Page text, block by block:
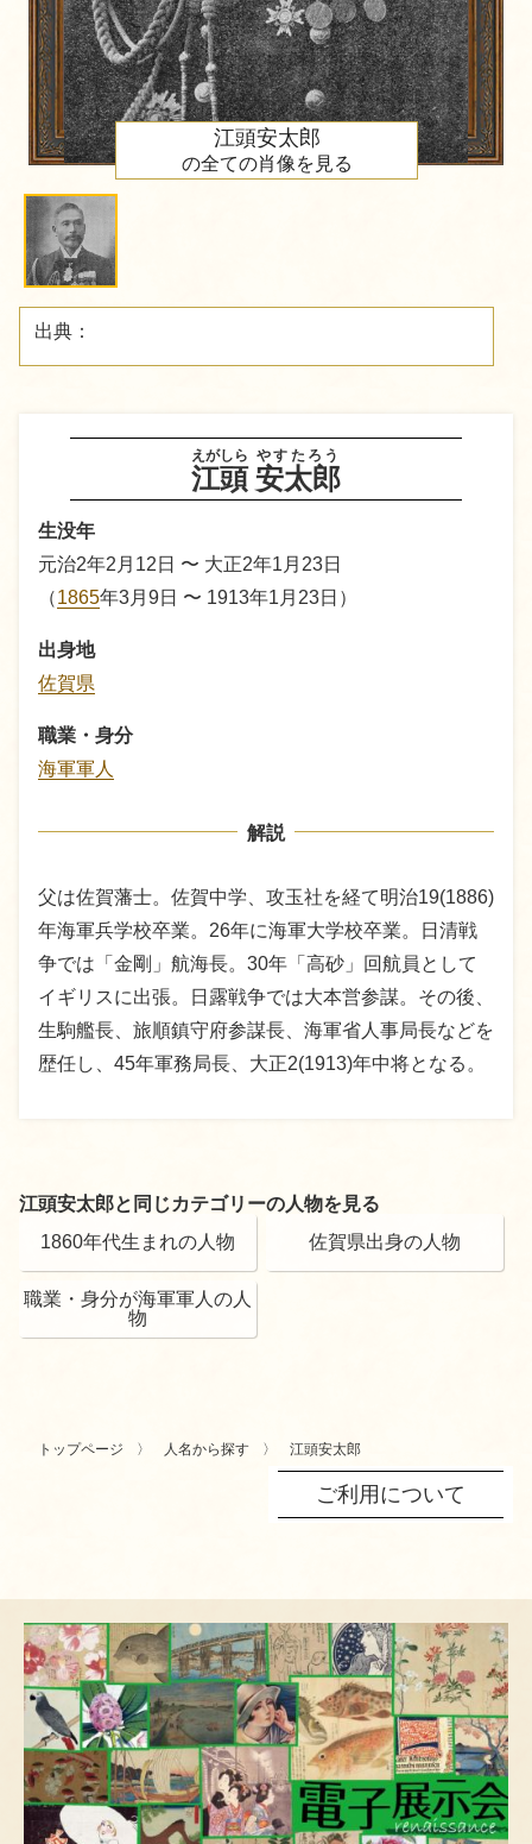
江頭
えがしら
安太郎
やすたろう
生没年
元治2年2月12日 〜 大正2年1月23日
（1865年3月9日 〜 1913年1月23日）
出身地
佐賀県
職業・身分
海軍軍人
解説
父は佐賀藩士。佐賀中学、攻玉社を経て明治19(1886)
年海軍兵学校卒業。26年に海軍大学校卒業。日清戦
争では「金剛」航海長。30年「高砂」回航員として
イギリスに出張。日露戦争では大本営参謀。その後、
生駒艦長、旅順鎮守府参謀長、海軍省人事局長などを
歴任し、45年軍務局長、大正2(1913)年中将となる。
江頭安太郎
の全ての肖像を見る
出典：
江頭安太郎と同じカテゴリーの人物を見る
1860年代生まれの人物
佐賀県出身の人物
職業・身分が海軍軍人の人
物
トップページ 人名から探す 江頭安太郎
ご利用について